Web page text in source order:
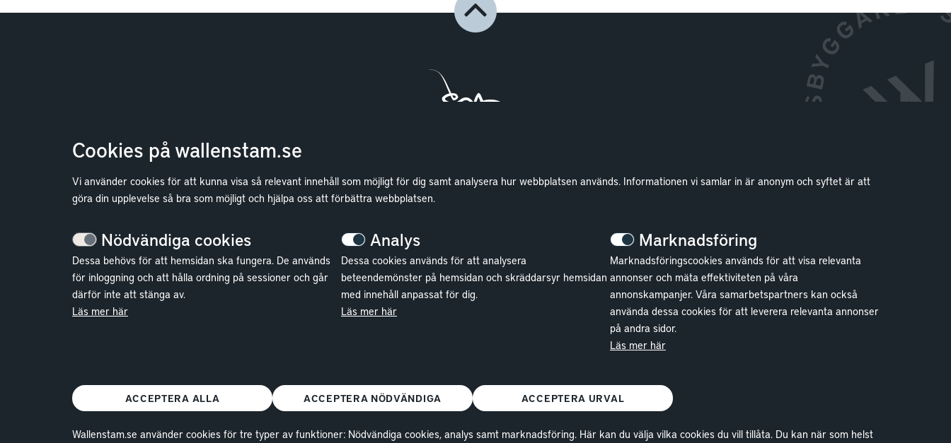
Cookies på wallenstam.se
Vi använder cookies för att kunna visa så relevant innehåll som möjligt för dig samt analysera hur webbplatsen används. Informationen vi samlar in är anonym och syftet är att
göra din upplevelse så bra som möjligt och hjälpa oss att förbättra webbplatsen.
Nödvändiga cookies
Dessa behövs för att hemsidan ska fungera. De används
för inloggning och att hålla ordning på sessioner och går
därför inte att stänga av.
Läs mer här
Analys
Dessa cookies används för att analysera
beteendemönster på hemsidan och skräddarsyr hemsidan
med innehåll anpassat för dig.
Läs mer här
Marknadsföring
Marknadsföringscookies används för att visa relevanta
annonser och mäta effektiviteten på våra
annonskampanjer. Våra samarbetspartners kan också
använda dessa cookies för att leverera relevanta annonser
på andra sidor.
Läs mer här
ACCEPTERA ALLA ACCEPTERA NÖDVÄNDIGA ACCEPTERA URVAL
Wallenstam.se använder cookies för tre typer av funktioner: Nödvändiga cookies, analys samt marknadsföring. Här kan du välja vilka cookies du vill tillåta. Du kan när som helst
Bostäder
Bostadskö
Mina Sidor
Vanliga frågor
Parkering och förråd
Lokaler
Lediga lokaler
Kund hos Wallenstam
Vanliga frågor
Våra områden
Kontakta lokalansvariga
Investor Relations
Sök fakturamottagare
Våra fastigheter
Jobba hos oss
Stockholm